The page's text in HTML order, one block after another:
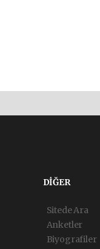
DİĞER
Sitede Ara
Anketler
Biyografiler